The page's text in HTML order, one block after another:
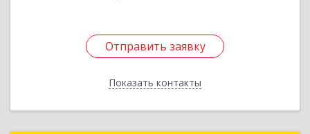
Отправить заявку
Показать контакты
Отправить заявку
Назад